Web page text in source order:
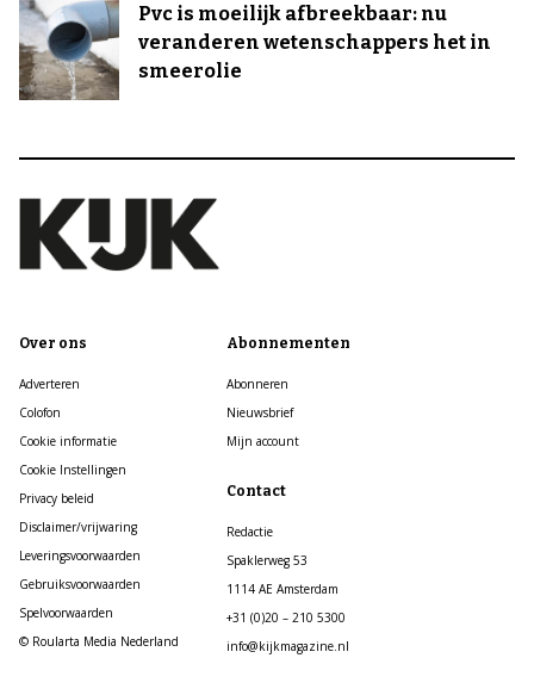
Pvc is moeilijk afbreekbaar: nu
veranderen wetenschappers het in
smeerolie
Over ons
Adverteren
Colofon
Cookie informatie
Cookie Instellingen
Privacy beleid
Disclaimer/vrijwaring
Leveringsvoorwaarden
Gebruiksvoorwaarden
Spelvoorwaarden
© Roularta Media Nederland
Abonnementen
Abonneren
Nieuwsbrief
Mijn account
Contact
Redactie
Spaklerweg 53
1114 AE Amsterdam
+31 (0)20 – 210 5300
info@kijkmagazine.nl